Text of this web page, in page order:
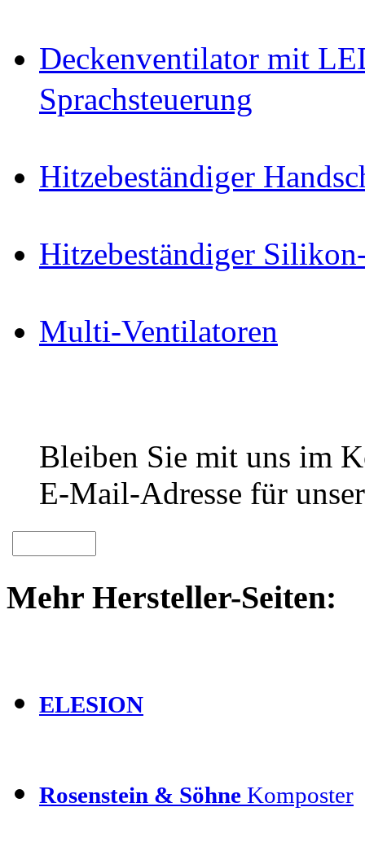
Deckenventilator mit
Sprachsteuerung
Hitzebeständiger
Hitzebeständiger
Multi-Ventilatoren
Bleiben Sie mit uns im
E-Mail-Adresse für
Mehr Hersteller-Seiten:
ELESION
Rosenstein & Söhne Komposter